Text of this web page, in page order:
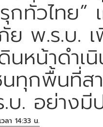
กทั่วไทย”
ย พ.ร.บ.
นหน้าดำเ
นทุกพื้นที่ส
บ. อย่างมี
ลา 14:33 น.